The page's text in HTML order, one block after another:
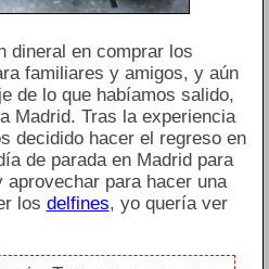
dineral en comprar los
familiares y amigos, y aún
de lo que habíamos salido,
Madrid. Tras la experiencia
decidido hacer el regreso en
de parada en Madrid para
para hacer una
los delfines, yo quería ver